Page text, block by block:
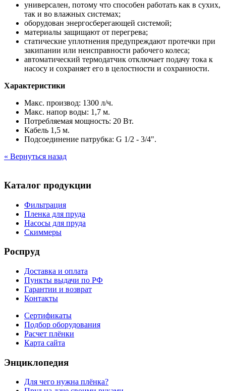
универсален, потому что способен работать как в сухих,
так и во влажных системах;
оборудован энергосберегающей системой;
материалы защищают от перегрева;
статические уплотнения предупреждают протечки при
закипании или неисправности рабочего колеса;
автоматический термодатчик отключает подачу тока к
насосу и сохраняет его в целостности и сохранности.
Характеристики
Макс. производ: 1300 л/ч.
Макс. напор воды: 1,7 м.
Потребляемая мощность: 20 Вт.
Кабель 1,5 м.
Подсоединение патрубка: G 1/2 - 3/4".
« Вернуться назад
Каталог продукции
Фильтрация
Пленка для пруда
Насосы для пруда
Скиммеры
Роспруд
Доставка и оплата
Пункты выдачи по РФ
Гарантии и возврат
Контакты
Сертификаты
Подбор оборудования
Расчет плёнки
Карта сайта
Энциклопедия
Для чего нужна плёнка?